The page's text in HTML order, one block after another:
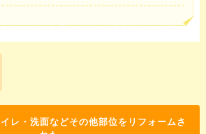
レ・洗面などその他部位をリフォームさ